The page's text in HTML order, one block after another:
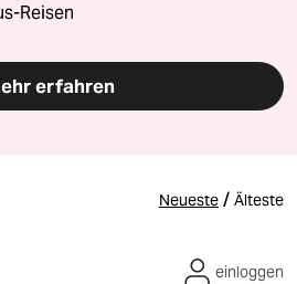
Reisen
erfahren
Neueste / Älteste
einloggen